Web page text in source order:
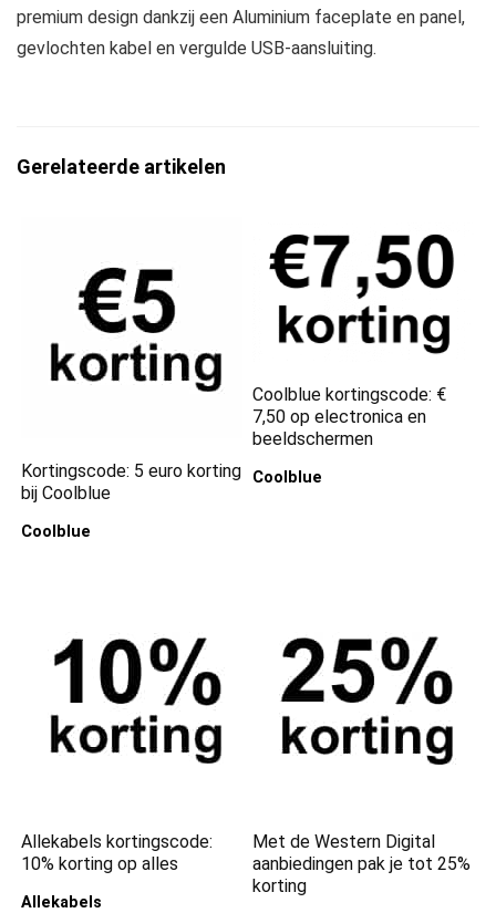
premium design dankzij een Aluminium faceplate en panel,
gevlochten kabel en vergulde USB-aansluiting.
Gerelateerde artikelen
Kortingscode: 5 euro korting
bij Coolblue
Coolblue
Coolblue kortingscode: €
7,50 op electronica en
beeldschermen
Coolblue
Allekabels kortingscode:
10% korting op alles
Allekabels
Met de Western Digital
aanbiedingen pak je tot 25%
korting